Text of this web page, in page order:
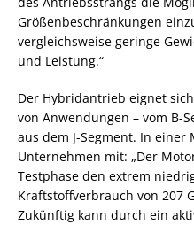
Größenbeschränkungen
vergleichsweise geringe
und Leistung.“
Der Hybridantrieb eignet
von Anwendungen – vom B-
aus dem J-Segment. In einer
Unternehmen mit: „Der
Testphase den extrem
Kraftstoffverbrauch von 207
Zukünftig kann durch ein